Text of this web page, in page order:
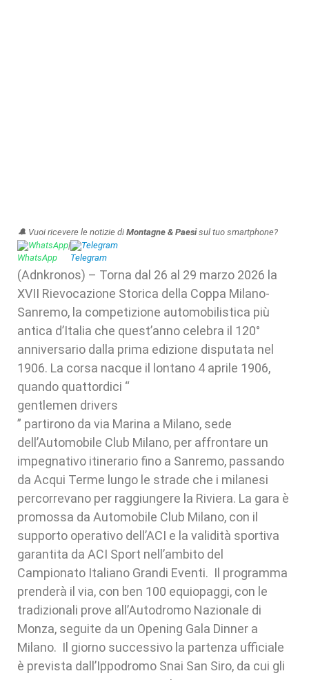
🔔 Vuoi ricevere le notizie di Montagne & Paesisul tuo smartphone?
WhatsApp| Telegram
(Adnkronos) – Torna dal 26 al 29 marzo 2026 la
XVII Rievocazione Storica della Coppa Milano-
Sanremo, la competizione automobilistica più
antica d’Italia che quest’anno celebra il 120°
anniversario dalla prima edizione disputata nel
1906. La corsa nacque il lontano 4 aprile 1906,
quando quattordici “
gentlemen drivers
” partirono da via Marina a Milano, sede
dell’Automobile Club Milano, per affrontare un
impegnativo itinerario fino a Sanremo, passando
da Acqui Terme lungo le strade che i milanesi
percorrevano per raggiungere la Riviera. La gara è
promossa da Automobile Club Milano, con il
supporto operativo dell’ACI e la validità sportiva
garantita da ACI Sport nell’ambito del
Campionato Italiano Grandi Eventi. Il programma
prenderà il via, con ben 100 equiopaggi, con le
tradizionali prove all’Autodromo Nazionale di
Monza, seguite da un Opening Gala Dinner a
Milano. Il giorno successivo la partenza ufficiale
è prevista dall’Ippodromo Snai San Siro, da cui gli